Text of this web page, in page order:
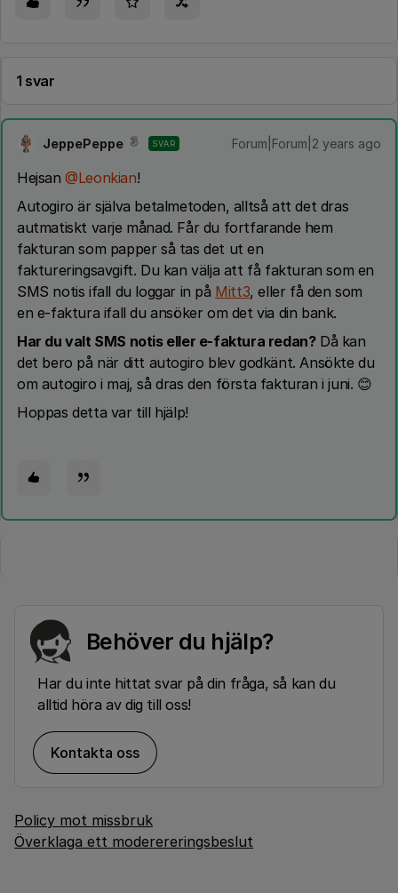
1 svar
JeppePeppe SVAR Forum|Forum|2 years ago
Hejsan@Leonkian!
Autogiro är själva betalmetoden, alltså att det dras
autmatiskt varje månad. Får du fortfarande hem
fakturan som papper så tas det ut en
faktureringsavgift. Du kan välja att få fakturan som en
SMS notis ifall du loggar in på Mitt3, eller få den som
en e-faktura ifall du ansöker om det via din bank.
Har du valt SMS notis eller e-faktura redan?Då kan
det bero på när ditt autogiro blev godkänt. Ansökte du
om autogiro i maj, så dras den första fakturan i juni. 😊
Hoppas detta var till hjälp!
Behöver du hjälp?
Har du inte hittat svar på din fråga, så kan du
alltid höra av dig till oss!
Kontakta oss
Policy mot missbruk
Överklaga ett moderereringsbeslut